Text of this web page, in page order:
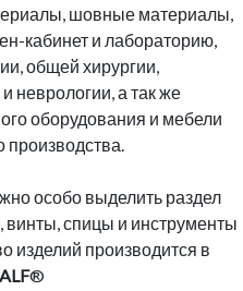
шовные материалы,
кабинет и лабораторию,
общей хирургии,
неврологии, а так же
оборудования и мебели
производства.
особо выделить раздел
винты, спицы и инструменты
изделий производится в
®